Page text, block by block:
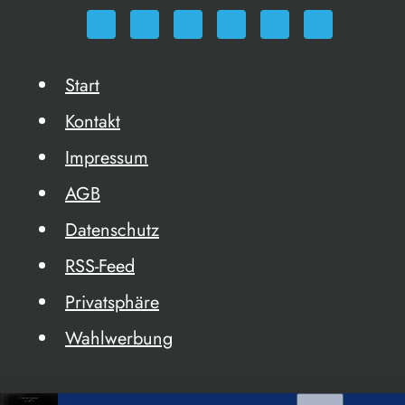
Start
Kontakt
Impressum
AGB
Datenschutz
RSS-Feed
Privatsphäre
Wahlwerbung